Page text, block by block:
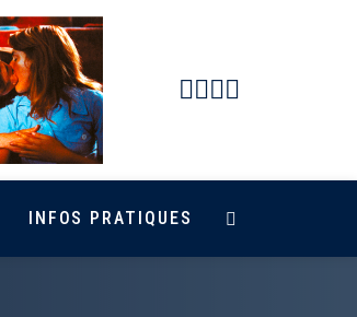
Facebook
Instagram
Youtube
Newsletter
INFOS PRATIQUES